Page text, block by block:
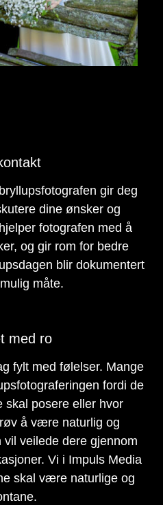
gir deg
dine ønsker og
fotografen med å
og gir rom for bedre
blir dokumentert
måte.
med ro
fylt med følelser. Mange
fordi de
skal posere eller hvor
å være naturlig og
veilede dere gjennom
Vi i Impuls Media
skal være naturlige og